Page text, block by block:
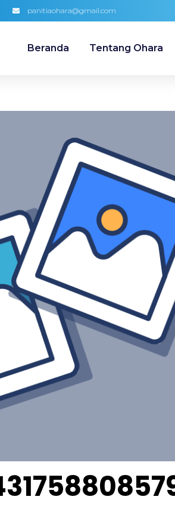
panitiaohara@gmail.com
Beranda Tentang Ohara